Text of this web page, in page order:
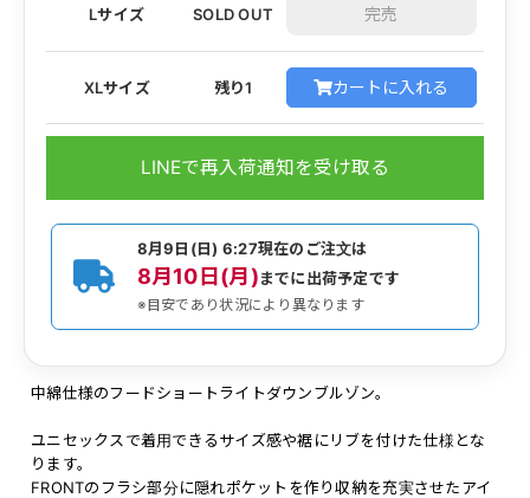
Lサイズ SOLD OUT
XLサイズ 残り1 カートに入れる
LINEで再入荷通知を受け取る
8月9日(日) 6:27現在のご注文は
8月10日(月)までに出荷予定です
※目安であり状況により異なります
中綿仕様のフードショートライトダウンブルゾン。
ユニセックスで着用できるサイズ感や裾にリブを付けた仕様とな
ります。
FRONTのフラシ部分に隠れポケットを作り収納を充実させたアイ